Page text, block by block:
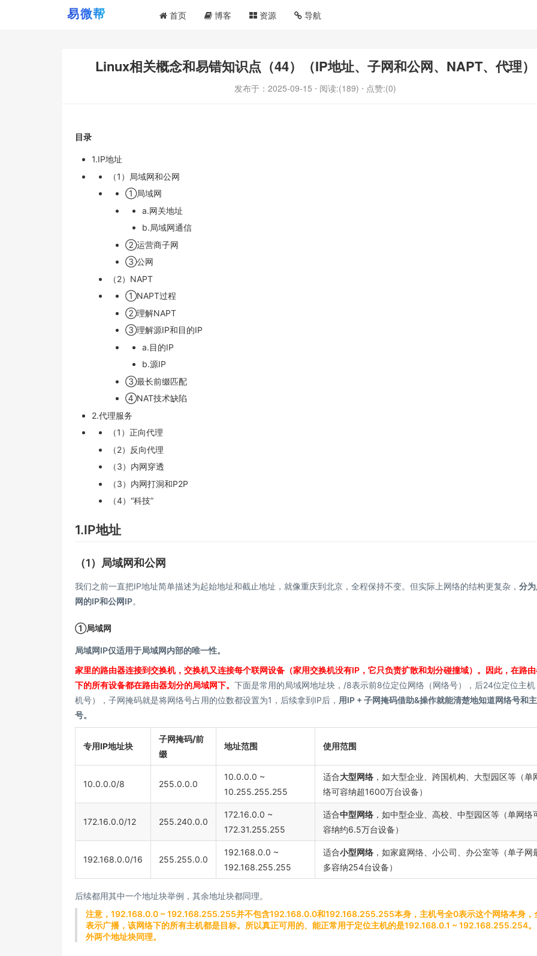
首页 博客 资源 导航
Linux相关概念和易错知识点（44）（IP地址、子网和公网、NAPT、代理）
发布于： 2025-09-15 ⋅ 阅读:(189) ⋅ 点赞:(0)
目录
1.IP地址
（1）局域网和公网
①局域网
a.网关地址
b.局域网通信
②运营商子网
③公网
（2）NAPT
①NAPT过程
②理解NAPT
③理解源IP和目的IP
a.目的IP
b.源IP
③最长前缀匹配
④NAT技术缺陷
2.代理服务
（1）正向代理
（2）反向代理
（3）内网穿透
（3）内网打洞和P2P
（4）“科技”
1.IP地址
（1）局域网和公网
我们之前一直把IP地址简单描述为起始地址和截止地址，就像重庆到北京，全程保持不变。但实际上网络的结构更复杂， 分
网的IP和公网IP。
①局域网
局域网IP仅适用于局域网内部的唯一性。
家里的路由器连接到交换机，交换机又连接每个联网设备（家用交换机没有IP，它只负责扩散和划分碰撞域）。因此，在路
下的所有设备都在路由器划分的局域网下。 下面是常用的局域网地址块，/8表示前8位定位网络（网络号），后24位定位主机
机号），子网掩码就是将网络号占用的位数都设置为1，后续拿到IP后， 用IP + 子网掩码借助&操作就能清楚地知道网络号和
号。
专用IP地址块
子网掩码/前
缀
地址范围 使用范围
10.0.0.0/8 255.0.0.0
10.0.0.0 ~
10.255.255.255
适合大型网络 ，如大型企业、跨国机构、大型园区等（单
络可容纳超1600万台设备）
172.16.0.0/12 255.240.0.0
172.16.0.0 ~
172.31.255.255
适合中型网络 ，如中型企业、高校、中型园区等（单网络
容纳约6.5万台设备）
192.168.0.0/16 255.255.0.0
192.168.0.0 ~
192.168.255.255
适合小型网络 ，如家庭网络、小公司、办公室等（单子网
多容纳254台设备）
后续都用其中一个地址块举例，其余地址块都同理。
注意，192.168.0.0 ~ 192.168.255.255并不包含192.168.0.0和192.168.255.255本身，主机号全0表示这个网络本身，
表示广播，该网络下的所有主机都是目标。所以真正可用的、能正常用于定位主机的是192.168.0.1 ~ 192.168.255.254
外两个地址块同理。